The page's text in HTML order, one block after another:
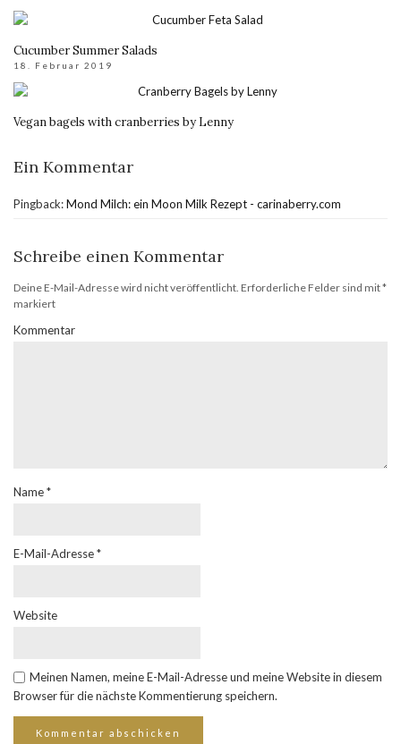
Cucumber Summer Salads
18. Februar 2019
Vegan bagels with cranberries by Lenny
Ein Kommentar
Pingback:Mond Milch: ein Moon Milk Rezept - carinaberry.com
Schreibe einen Kommentar
Deine E-Mail-Adresse wird nicht veröffentlicht. Erforderliche Felder sind mit*
markiert
Kommentar
Name*
E-Mail-Adresse*
Website
Meinen Namen, meine E-Mail-Adresse und meine Website in diesem
Browser für die nächste Kommentierung speichern.